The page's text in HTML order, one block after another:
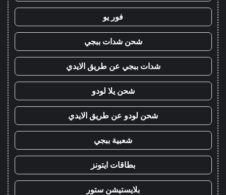
فور يو
شحن شدات ببجي
شدات ببجي عن طريق الايدي
شحن يلا لودو
شحن لودو عن طريق الايدي
شعبية ببجي
بطاقات ايتونز
بلايستيشن ستور